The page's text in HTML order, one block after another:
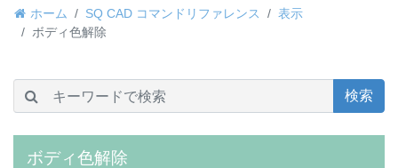
ホーム SQ CAD コマンドリファレンス
表示
ボディ色解除
検索
ボディ色解除